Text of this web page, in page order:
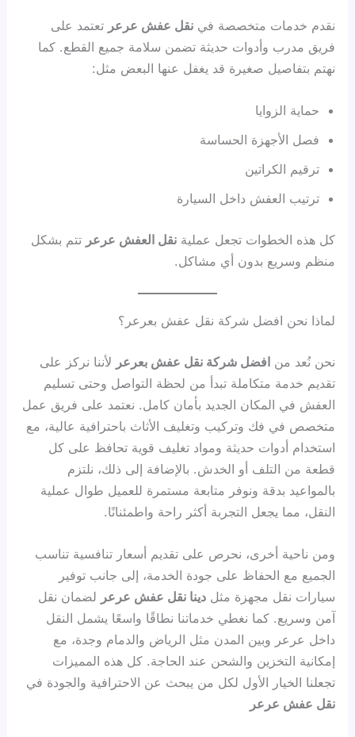
نقدم خدمات متخصصة فينقل عفش عرعر تعتمد على
فريق مدرب وأدوات حديثة تضمن سلامة جميع القطع. كما
نهتم بتفاصيل صغيرة قد يغفل عنها البعض مثل:
حماية الزوايا
فصل الأجهزة الحساسة
ترقيم الكراتين
ترتيب العفش داخل السيارة
كل هذه الخطوات تجعل عمليةنقل العفش عرعر تتم بشكل
منظم وسريع بدون أي مشاكل.
لماذا نحن افضل شركة نقل عفش بعرعر؟
نحن نُعد منافضل شركة نقل عفش بعرعر لأننا نركز على
تقديم خدمة متكاملة تبدأ من لحظة التواصل وحتى تسليم
العفش في المكان الجديد بأمان كامل. نعتمد على فريق عمل
متخصص في فك وتركيب وتغليف الأثاث باحترافية عالية، مع
استخدام أدوات حديثة ومواد تغليف قوية تحافظ على كل
قطعة من التلف أو الخدش. بالإضافة إلى ذلك، نلتزم
بالمواعيد بدقة ونوفر متابعة مستمرة للعميل طوال عملية
النقل، مما يجعل التجربة أكثر راحة واطمئنانًا.
ومن ناحية أخرى، نحرص على تقديم أسعار تنافسية تناسب
الجميع مع الحفاظ على جودة الخدمة، إلى جانب توفير
سيارات نقل مجهزة مثلدينا نقل عفش عرعر لضمان نقل
آمن وسريع. كما نغطي خدماتنا نطاقًا واسعًا يشمل النقل
داخل عرعر وبين المدن مثل الرياض والدمام وجدة، مع
إمكانية التخزين والشحن عند الحاجة. كل هذه المميزات
تجعلنا الخيار الأول لكل من يبحث عن الاحترافية والجودة في
نقل عفش عرعر